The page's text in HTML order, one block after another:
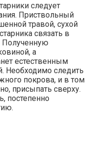
следует
Приствольный
травой, сухой
связать в
Полученную
а
естественным
Необходимо следить
покрова, и в том
присыпать сверху.
постепенно